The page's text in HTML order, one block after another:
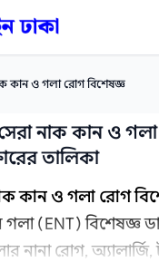
কান ও গলা রোগ বিশেষজ্ঞ
নাক কান ও
তালিকা
কান ও গলা রোগ
(ENT) বিশেষজ্ঞ
নানা রোগ,